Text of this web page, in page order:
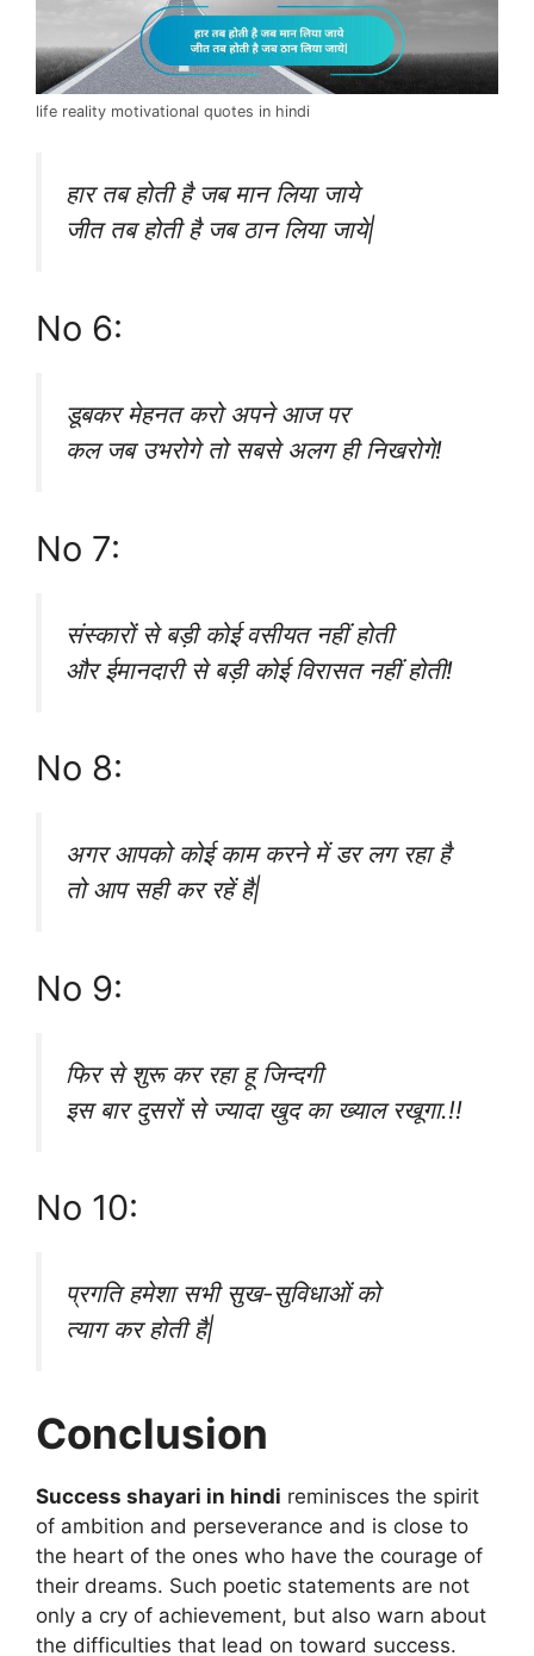
life reality motivational quotes in hindi
हार तब होती है जब मान लिया जाये
जीत तब होती है जब ठान लिया जाये|
No 6:
डूबकर मेहनत करो अपने आज पर
कल जब उभरोगे तो सबसे अलग ही निखरोगे!
No 7:
संस्कारों से बड़ी कोई वसीयत नहीं होती
और ईमानदारी से बड़ी कोई विरासत नहीं होती!
No 8:
अगर आपको कोई काम करने में डर लग रहा है
तो आप सही कर रहें है|
No 9:
फिर से शुरू कर रहा हू जिन्दगी
इस बार दुसरों से ज्यादा खुद का ख्याल रखूगा.!!
No 10:
प्रगति हमेशा सभी सुख-सुविधाओं को
त्याग कर होती है|
Conclusion
Success shayari in hindi reminisces the spirit
of ambition and perseverance and is close to
the heart of the ones who have the courage of
their dreams. Such poetic statements are not
only a cry of achievement, but also warn about
the difficulties that lead on toward success.